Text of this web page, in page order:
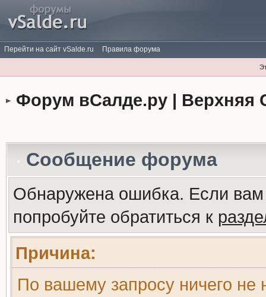
Перейти на сайт vSalde.ru Правила форума
Форум вСалде.ру | Верхняя
Сообщение форума
Обнаружена ошибка. Если
попробуйте обратиться к
Причина:
По вашему запросу ничего не